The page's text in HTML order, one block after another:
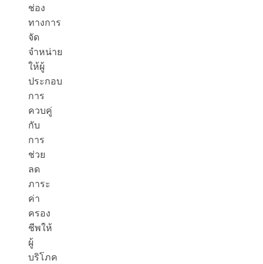
ช่อง
ทางการ
จัด
จำหน่าย
ให้ผู้
ประกอบ
การ
ควบคู่
กับ
การ
ช่วย
ลด
ภาระ
ค่า
ครอง
ชีพให้
ผู้
บริโภค